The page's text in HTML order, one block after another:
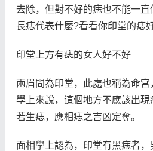
去除，但對不好的痣也不能一
長痣代表什麼?看看你印堂的痣
印堂上方有痣的女人好不好
兩眉間為印堂，此處也稱為命
學上來說，這個地方不應該出現
若生痣，應相痣之吉凶定奪。
面相學上認為，印堂有黑痣者，